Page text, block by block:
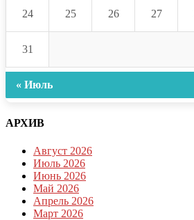
24 25 26 27
31
« Июль
АРХИВ
Август 2026
Июль 2026
Июнь 2026
Май 2026
Апрель 2026
Март 2026